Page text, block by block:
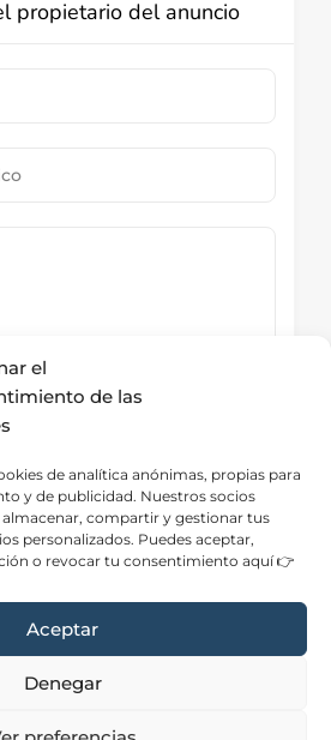
el
de las
de analítica anónimas, propias para
y de publicidad. Nuestros socios
compartir y gestionar tus
personalizados. Puedes aceptar,
o revocar tu consentimiento aquí 👉
Aceptar
Denegar
propietario del anuncio
Submit Now
Cookies